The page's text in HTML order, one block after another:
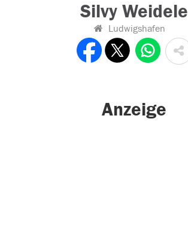
Silvy Weidele
Ludwigshafen
Anzeige